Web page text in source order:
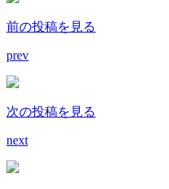
前の投稿を見る
prev
次の投稿を見る
next